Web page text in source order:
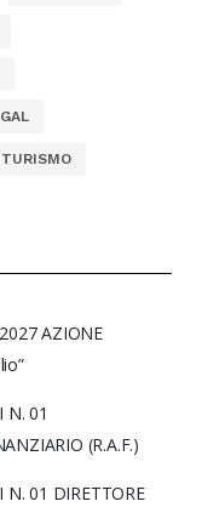
TURISMO
AZIONE
N. 01
(R.A.F.)
N. 01 DIRETTORE